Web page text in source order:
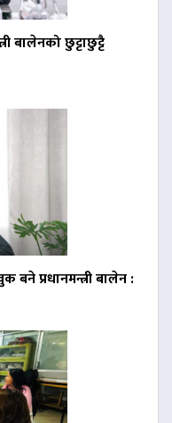
बालेनको छुट्टाछुट्टै
प्रधानमन्त्री बालेन :